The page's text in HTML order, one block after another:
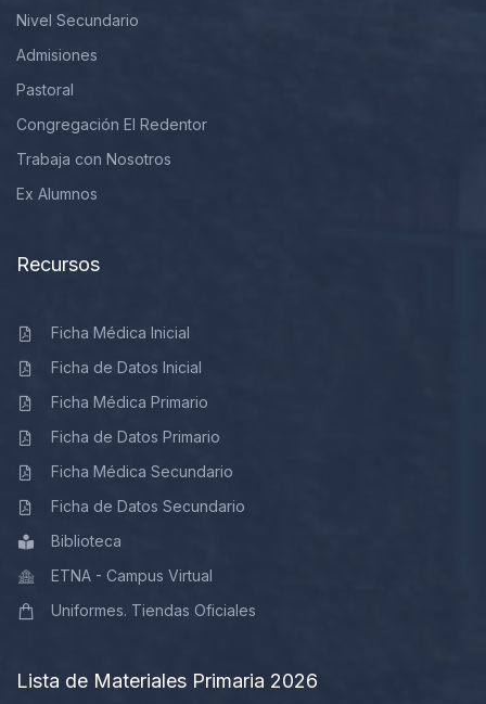
Nivel Secundario
Admisiones
Pastoral
Congregación El Redentor
Trabaja con Nosotros
Ex Alumnos
Recursos
Ficha Médica Inicial
Ficha de Datos Inicial
Ficha Médica Primario
Ficha de Datos Primario
Ficha Médica Secundario
Ficha de Datos Secundario
Biblioteca
ETNA - Campus Virtual
Uniformes. Tiendas Oficiales
Lista de Materiales Primaria 2026